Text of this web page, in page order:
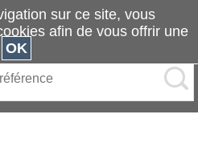
sur ce site, vous
afin de vous offrir une
OK